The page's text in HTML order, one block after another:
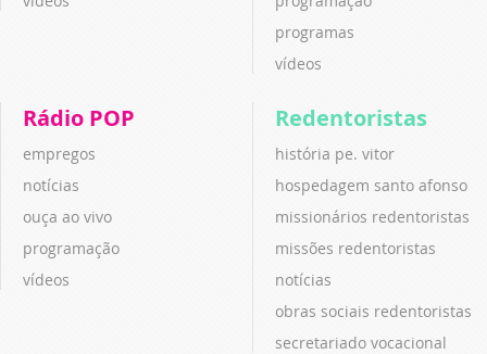
programas
vídeos
Rádio POP
empregos
notícias
ouça ao vivo
programação
vídeos
Redentoristas
história pe. vitor
hospedagem santo afonso
missionários redentoristas
missões redentoristas
notícias
obras sociais redentoristas
secretariado vocacional